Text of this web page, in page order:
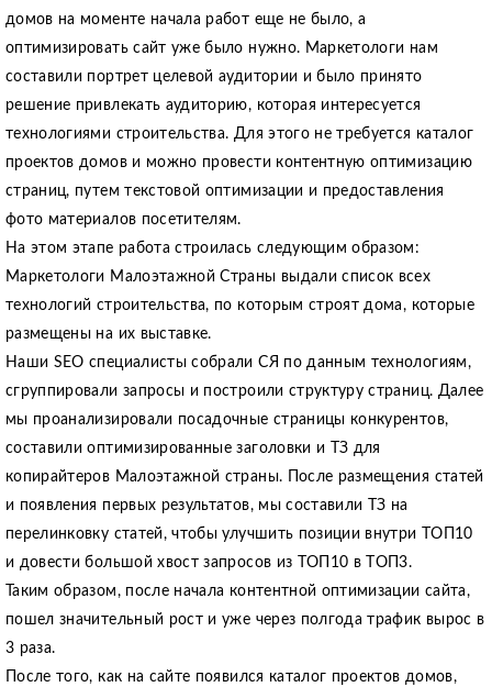
домов на моменте начала работ еще не было, а
оптимизировать сайт уже было нужно. Маркетологи нам
составили портрет целевой аудитории и было принято
решение привлекать аудиторию, которая интересуется
технологиями строительства. Для этого не требуется каталог
проектов домов и можно провести контентную оптимизацию
страниц, путем текстовой оптимизации и предоставления
фото материалов посетителям.
На этом этапе работа строилась следующим образом:
Маркетологи Малоэтажной Страны выдали список всех
технологий строительства, по которым строят дома, которые
размещены на их выставке.
Наши SEO специалисты собрали СЯ по данным технологиям,
сгруппировали запросы и построили структуру страниц. Далее
мы проанализировали посадочные страницы конкурентов,
составили оптимизированные заголовки и ТЗ для
копирайтеров Малоэтажной страны. После размещения статей
и появления первых результатов, мы составили ТЗ на
перелинковку статей, чтобы улучшить позиции внутри ТОП10
и довести большой хвост запросов из ТОП10 в ТОП3.
Таким образом, после начала контентной оптимизации сайта,
пошел значительный рост и уже через полгода трафик вырос в
3 раза.
После того, как на сайте появился каталог проектов домов,